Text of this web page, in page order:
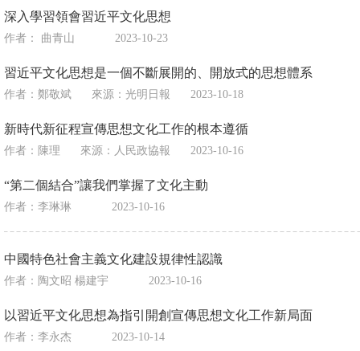
深入學習領會習近平文化思想
作者： 曲青山 2023-10-23
習近平文化思想是一個不斷展開的、開放式的思想體系
作者：鄭敬斌 來源： 光明日報 2023-10-18
新時代新征程宣傳思想文化工作的根本遵循
作者：陳理 來源： 人民政協報 2023-10-16
“第二個結合”讓我們掌握了文化主動
作者：李琳琳 2023-10-16
中國特色社會主義文化建設規律性認識
作者：陶文昭 楊建宇 2023-10-16
以習近平文化思想為指引開創宣傳思想文化工作新局面
作者：李永杰 2023-10-14